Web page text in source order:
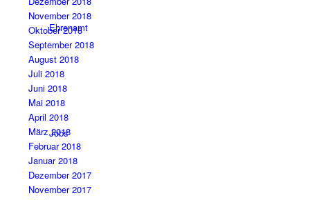
Ehrenamt
Jobs
November 2018
Oktober 2018
September 2018
August 2018
Juli 2018
Juni 2018
Mai 2018
April 2018
März 2018
Februar 2018
Januar 2018
Dezember 2017
November 2017